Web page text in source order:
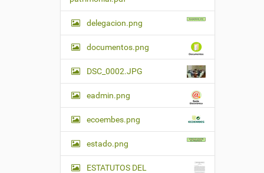
delegacion.png
documentos.png
DSC_0002.JPG
eadmin.png
ecoembes.png
estado.png
ESTATUTOS DEL